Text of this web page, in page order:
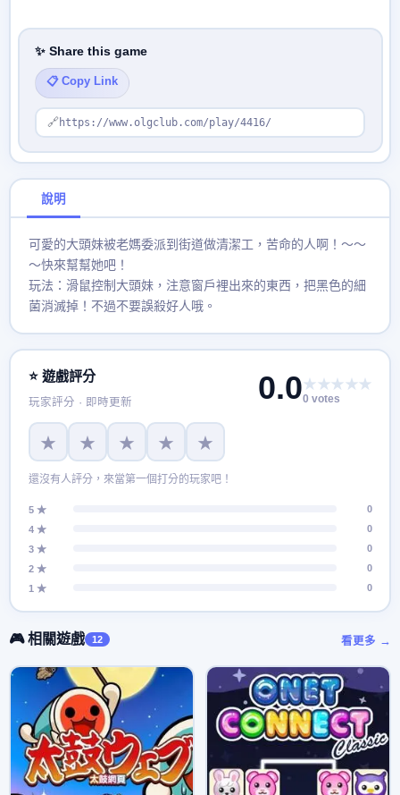
✨ Share this game
📋 Copy Link
🔗 https://www.olgclub.com/play/4416/
說明
可愛的大頭妹被老媽委派到街道做清潔工，苦命的人啊！～～
～快來幫幫她吧！
玩法：滑鼠控制大頭妹，注意窗戶裡出來的東西，把黑色的細
菌消滅掉！不過不要誤殺好人哦。
⭐ 遊戲評分
玩家評分 · 即時更新 0.0★★★★★
0 votes
★ ★ ★ ★ ★
還沒有人評分，來當第一個打分的玩家吧！
5 ★
0
4 ★
0
3 ★
0
2 ★
0
1 ★
0
🎮 相關遊戲 12 看更多 →